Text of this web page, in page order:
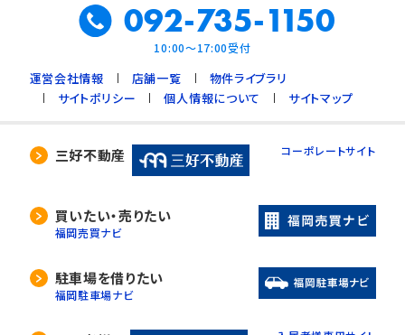
092-735-1150
10:00～17:00受付
運営会社情報 店舗一覧
物件ライブラリ
サイトポリシー
個人情報について サイトマップ
三好不動産 コーポレートサイト
買いたい・売りたい
福岡売買ナビ
駐車場を借りたい
福岡駐車場ナビ